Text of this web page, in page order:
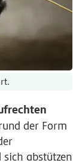
der Form
abstützen